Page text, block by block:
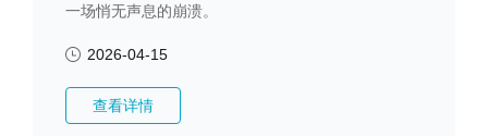
一场悄无声息的崩溃。
2026-04-15
查看详情